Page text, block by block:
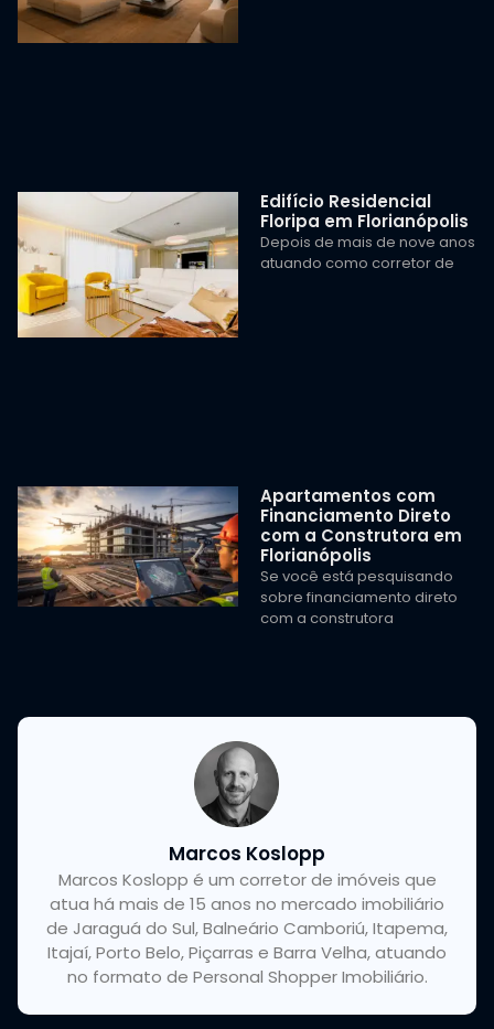
Edifício Residencial
Floripa em Florianópolis
Depois de mais de nove anos
atuando como corretor de
Apartamentos com
Financiamento Direto
com a Construtora em
Florianópolis
Se você está pesquisando
sobre financiamento direto
com a construtora
Marcos Koslopp
Marcos Koslopp é um corretor de imóveis que
atua há mais de 15 anos no mercado imobiliário
de Jaraguá do Sul, Balneário Camboriú, Itapema,
Itajaí, Porto Belo, Piçarras e Barra Velha, atuando
no formato de Personal Shopper Imobiliário.